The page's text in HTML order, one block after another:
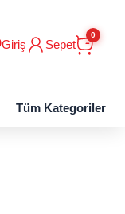
Giriş Sepet
0
Tüm Kategoriler